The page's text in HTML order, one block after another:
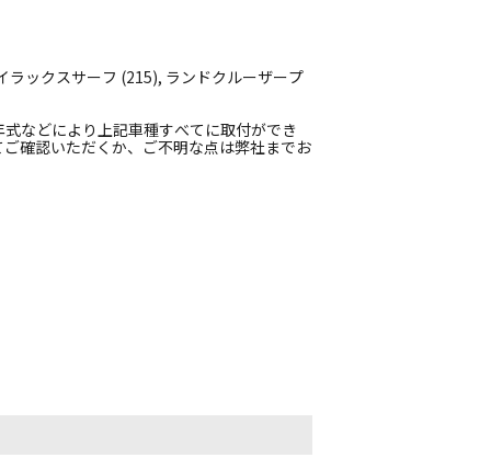
ラックスサーフ (215), ランドクルーザープ
などにより上記車種すべてに取付ができ
確認いただくか、ご不明な点は弊社までお